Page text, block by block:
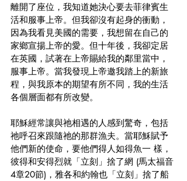
離開了座位，我知道她決心要去菲律賓生
活和服事上帝。但我卻沒有起身的衝動，
因為我看見美國的需要，我想留在自己的
家鄉宣揚上帝的愛。但十年後，我卻定居
在英國，試著在上帝賜給我的鄰里當中，
服事上帝。當我發現上帝邀我踏上的新旅
程，與我原本的期望有所不同，我的生活
各個層面都有所改變。
耶穌經常讓與祂相遇的人感到驚奇，包括
祂呼召來跟隨祂的那群漁夫。當耶穌賦予
他們新的使命，要他們得人如得魚一 樣，
彼得和安得烈就「立刻」捨了網 (馬太福音
4章20節)，雅各和約翰也「立刻」捨了船